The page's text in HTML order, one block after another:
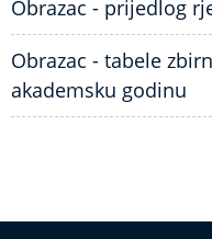
Obrazac - prijedlog
Obrazac - tabele
akademsku godinu